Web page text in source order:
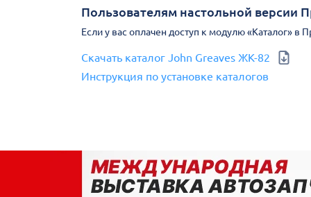
Пользователям настольной версии
Если у вас оплачен доступ к модулю «Каталог» в
Скачать каталог John Greaves ЖК-82
Инструкция по установке каталогов